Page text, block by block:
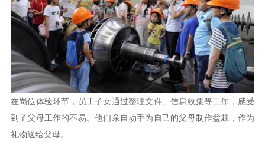
在岗位体验环节，员工子女通过整理文件、信息收集等工作，感受
到了父母工作的不易。他们亲自动手为自己的父母制作盆栽，作为
礼物送给父母。